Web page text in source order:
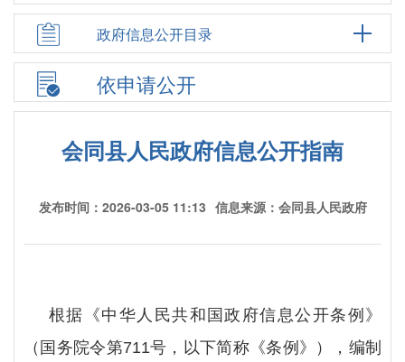
政府信息公开目录
依申请公开
会同县人民政府信息公开指南
发布时间：2026-03-05 11:13 信息来源：会同县人民政府
根据《中华人民共和国政府信息公开条例》
（国务院令第711号，以下简称《条例》），编制